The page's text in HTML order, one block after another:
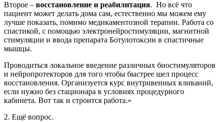
Второе – восстановление и реабилитация. Но всё что
пациент может делать дома сам, естественно мы можем ему
лучше показать, помимо медикаментозной терапии. Работа со
спастикой, с помощью электронейростимуляции, магнитной
стимуляции и ввода препарата Ботулотоксин в спастичные
мышцы.
Проводиться локальное введение различных биостимуляторов
и нейропротекторов для того чтобы быстрее шел процесс
восстановления. Организуется курс внутривенных вливаний,
если нужно без стационара в условиях процедурного
кабинета. Вот так и строится работа.»
2. Ещё вопрос.